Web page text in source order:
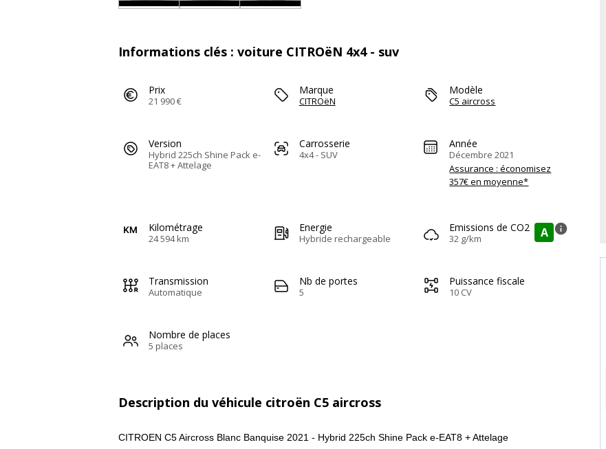
Informations clés : voiture CITROëN 4x4 - suv
Prix
21 990 €
Marque
CITROëN
Modèle
C5 aircross
Version
Hybrid 225ch Shine Pack e-
EAT8 + Attelage
Carrosserie
4x4 - SUV
Année
Décembre 2021
Assurance : économisez
357€ en moyenne*
Kilométrage
24 594 km
Energie
Hybride rechargeable
Emissions de CO2
32 g/km A info
Transmission
Automatique
Nb de portes
5
Puissance fiscale
10 CV
Nombre de places
5 places
Description du véhicule citroën C5 aircross
CITROEN C5 Aircross Blanc Banquise 2021 - Hybrid 225ch Shine Pack e-EAT8 + Attelage